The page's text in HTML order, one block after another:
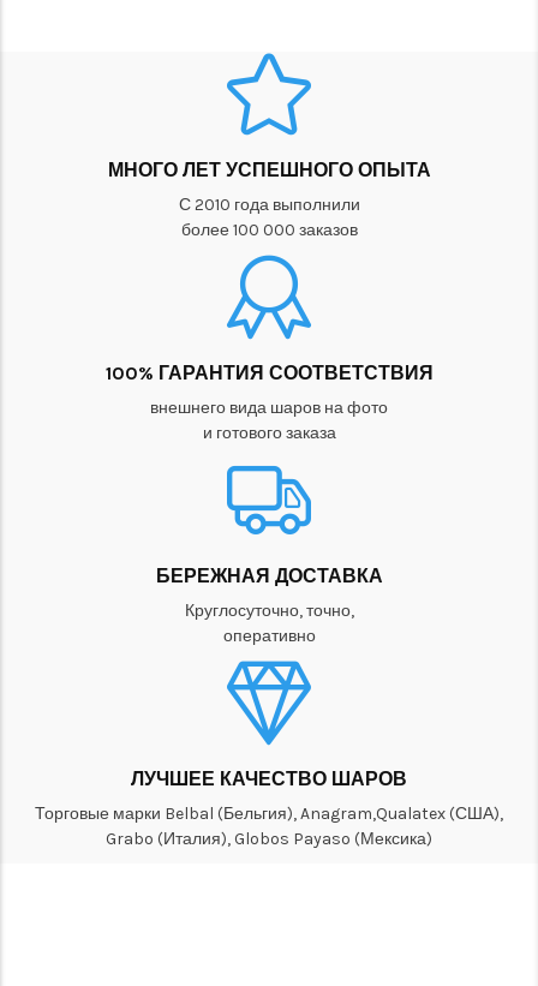
МНОГО ЛЕТ УСПЕШНОГО ОПЫТА
С 2010 года выполнили
более 100 000 заказов
100% ГАРАНТИЯ СООТВЕТСТВИЯ
внешнего вида шаров на фото
и готового заказа
БЕРЕЖНАЯ ДОСТАВКА
Круглосуточно, точно,
оперативно
ЛУЧШЕЕ КАЧЕСТВО ШАРОВ
Торговые марки Belbal (Бельгия), Anagram,Qualatex (США),
Grabo (Италия), Globos Payaso (Мексика)